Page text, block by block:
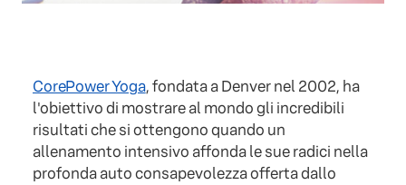
CorePower Yoga, fondata a Denver nel 2002, ha
l'obiettivo di mostrare al mondo gli incredibili
risultati che si ottengono quando un
allenamento intensivo affonda le sue radici nella
profonda auto consapevolezza offerta dallo